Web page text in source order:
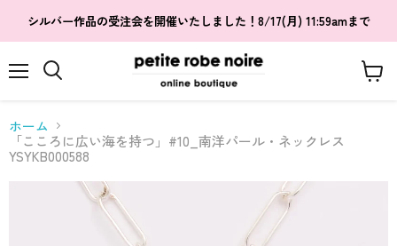
シルバー作品の受注会を開催いたしました！8/17(月) 11:59amまで
ー
る
ホーム
「こころに広い海を持つ」#10_南洋パール・ネックレス
YSYKB000588